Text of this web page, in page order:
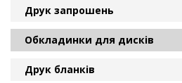
Друк запрошень
Обкладинки для дисків
Друк бланків